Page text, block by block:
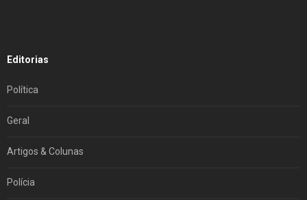
Editorias
Política
Geral
Artigos & Colunas
Polícia